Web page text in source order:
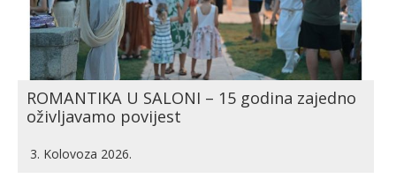
ROMANTIKA U SALONI – 15 godina zajedno
oživljavamo povijest
3. Kolovoza 2026.